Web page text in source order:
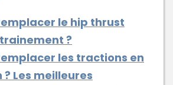
le hip thrust
?
les tractions en
Les meilleures